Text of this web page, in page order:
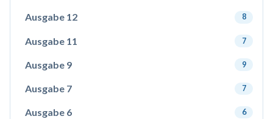
Ausgabe 12 8
Ausgabe 11 7
Ausgabe 9 9
Ausgabe 7 7
Ausgabe 6 6